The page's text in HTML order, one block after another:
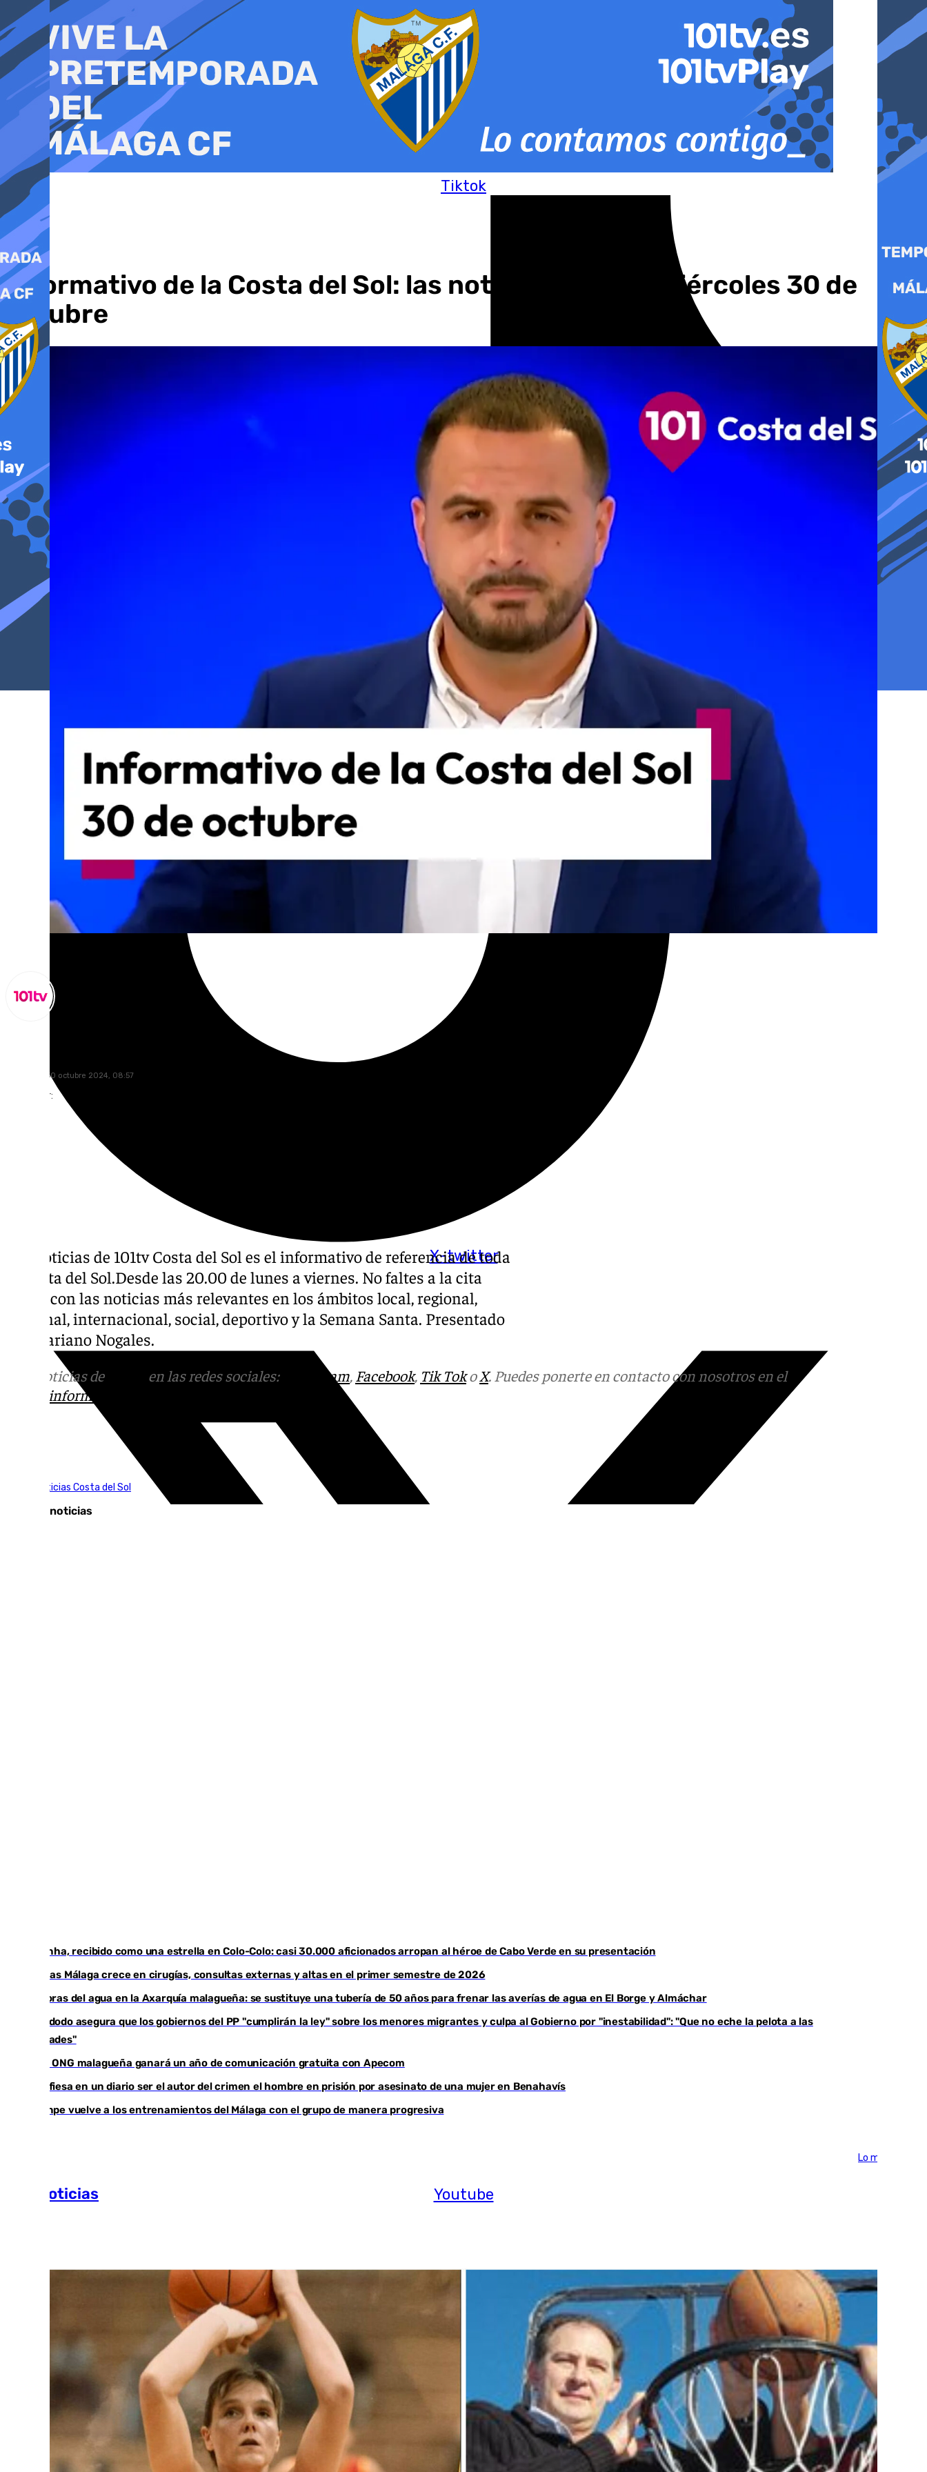
al
contenido
Tiktok
X-twitter
Youtube
Informativo de la Costa del Sol: las noticias de este miércoles 30 de
octubre
miércoles, 30 octubre 2024, 08:57
Compartir:
Las noticias de 101tv Costa del Sol es el informativo de referencia de toda
la Costa del Sol.Desde las 20.00 de lunes a viernes. No faltes a la cita
diaria con las noticias más relevantes en los ámbitos local, regional,
nacional, internacional, social, deportivo y la Semana Santa. Presentado
por Mariano Nogales.
Más noticias de en las redes sociales: Instagram, Facebook, Tik TokoX. Puedes ponerte en contacto con nosotros en el
informativos@101tv.es
101TV Noticias Costa del Sol
Últimas noticias
Vozinha, recibido como una estrella en Colo-Colo: casi 30.000 aficionados arropan al héroe de Cabo Verde en su presentación
Vithas Málaga crece en cirugías, consultas externas y altas en el primer semestre de 2026
Mejoras del agua en la Axarquía malagueña: se sustituye una tubería de 50 años para frenar las averías de agua en El Borge y Almáchar
Bendodo asegura que los gobiernos del PP "cumplirán la ley" sobre los menores migrantes y culpa al Gobierno por "inestabilidad": "Que no eche la pelota a las
comunidades"
Una ONG malagueña ganará un año de comunicación gratuita con Apecom
Confiesa en un diario ser el autor del crimen el hombre en prisión por asesinato de una mujer en Benahavís
Juanpe vuelve a los entrenamientos del Málaga con el grupo de manera progresiva
Lo más visto >
Más noticias